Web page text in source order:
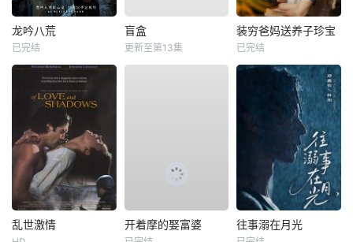
龙吟八荒
已完结
盲盒
更新至第13集
装穷爸妈送养子珍宝
已完结
乱世激情 开着摩的娶富婆 往事溺在月光